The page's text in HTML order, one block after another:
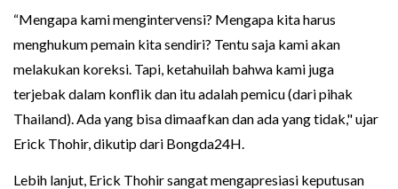
“Mengapa kami mengintervensi? Mengapa kita harus
menghukum pemain kita sendiri? Tentu saja kami akan
melakukan koreksi. Tapi, ketahuilah bahwa kami juga
terjebak dalam konflik dan itu adalah pemicu (dari pihak
Thailand). Ada yang bisa dimaafkan dan ada yang tidak," ujar
Erick Thohir, dikutip dari Bongda24H.
Lebih lanjut, Erick Thohir sangat mengapresiasi keputusan